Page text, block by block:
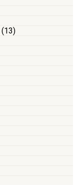
(13)